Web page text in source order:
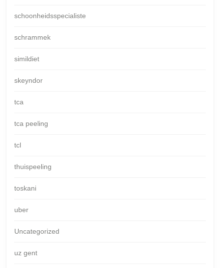
schoonheidsspecialiste
schrammek
simildiet
skeyndor
tca
tca peeling
tcl
thuispeeling
toskani
uber
Uncategorized
uz gent